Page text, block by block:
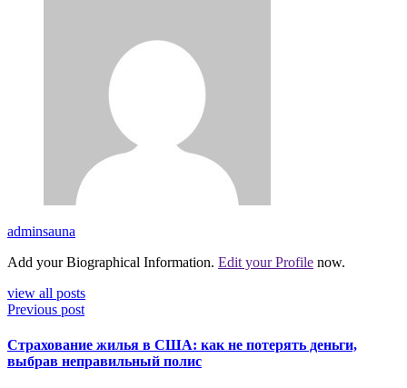
adminsauna
Add your Biographical Information. Edit your Profile now.
view all posts
Previous post
Страхование жилья в США: как не потерять деньги,
выбрав неправильный полис